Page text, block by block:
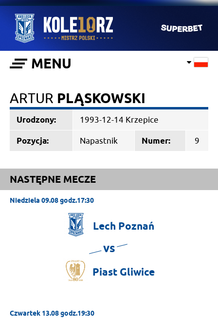
MENU
ARTUR PLĄSKOWSKI
Urodzony: 1993-12-14 Krzepice
Pozycja: Napastnik Numer: 9
NASTĘPNE MECZE
Niedziela 09.08 godz.17:30
Lech Poznań
vs
Piast Gliwice
Czwartek 13.08 godz.19:30